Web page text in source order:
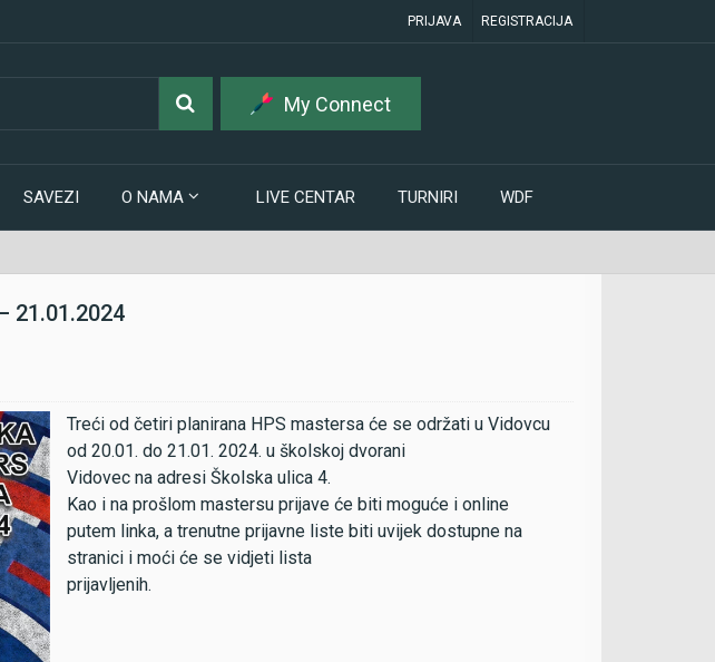
PRIJAVA REGISTRACIJA
My Connect
SAVEZI O NAMA LIVE CENTAR TURNIRI WDF
21.01.2024
Treći od četiri planirana HPS mastersa će se održati u Vidovcu
od 20.01. do 21.01. 2024. u školskoj dvorani
Vidovec na adresi Školska ulica 4.
Kao i na prošlom mastersu prijave će biti moguće i online
putem linka, a trenutne prijavne liste biti uvijek dostupne na
stranici i moći će se vidjeti lista
prijavljenih.